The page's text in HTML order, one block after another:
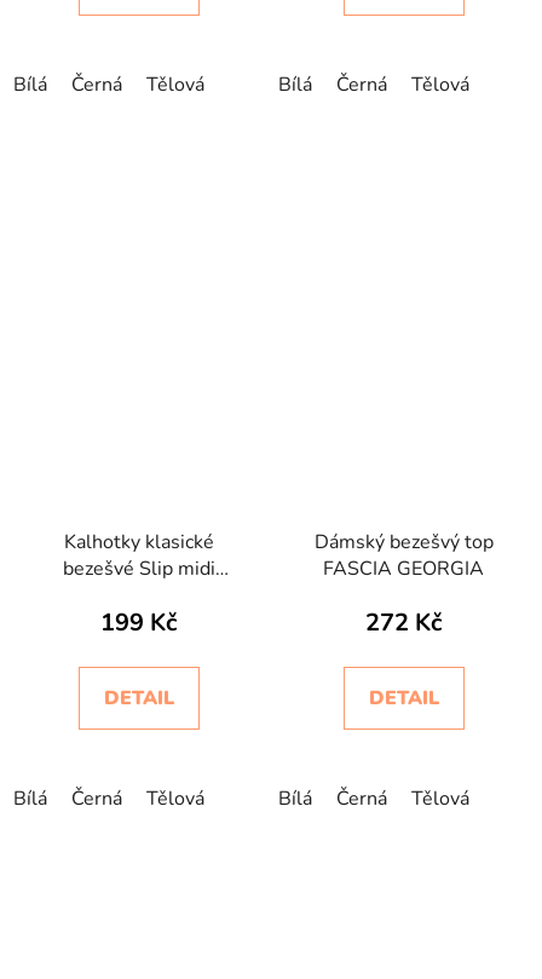
Bílá Černá Tělová Bílá Černá Tělová
Kalhotky klasické
bezešvé Slip midi
199 Kč
DETAIL
Bílá Černá Tělová
Dámský bezešvý top
FASCIA GEORGIA
272 Kč
DETAIL
Bílá Černá Tělová